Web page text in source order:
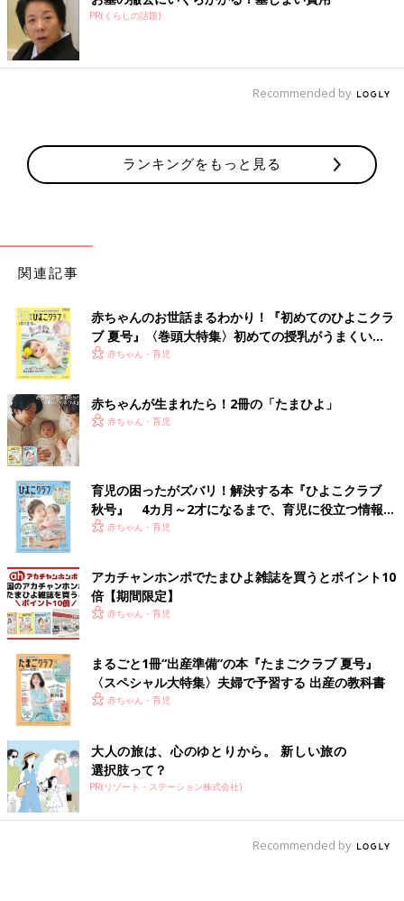
PR(くらしの話題)
Recommended by
ランキングをもっと見る
関連記事
赤ちゃんのお世話まるわかり！『初めてのひよこクラ
ブ 夏号』〈巻頭大特集〉初めての授乳がうまくい
く！ おっぱい・ミルクの基本と夏のトラブル 解決テ
赤ちゃん・育児
赤ちゃんが生まれたら！2冊の「たまひよ」
赤ちゃん・育児
育児の困ったがズバリ！解決する本『ひよこクラブ
秋号』 4カ月～2才になるまで、育児に役立つ情報が
いっぱい！
赤ちゃん・育児
アカチャンホンポでたまひよ雑誌を買うとポイント10
倍【期間限定】
赤ちゃん・育児
まるごと1冊“出産準備”の本『たまごクラブ 夏号』
〈スペシャル大特集〉夫婦で予習する 出産の教科書
赤ちゃん・育児
大人の旅は、心のゆとりから。 新しい旅の
選択肢って？
PR(リゾート・ステーション株式会社)
Recommended by